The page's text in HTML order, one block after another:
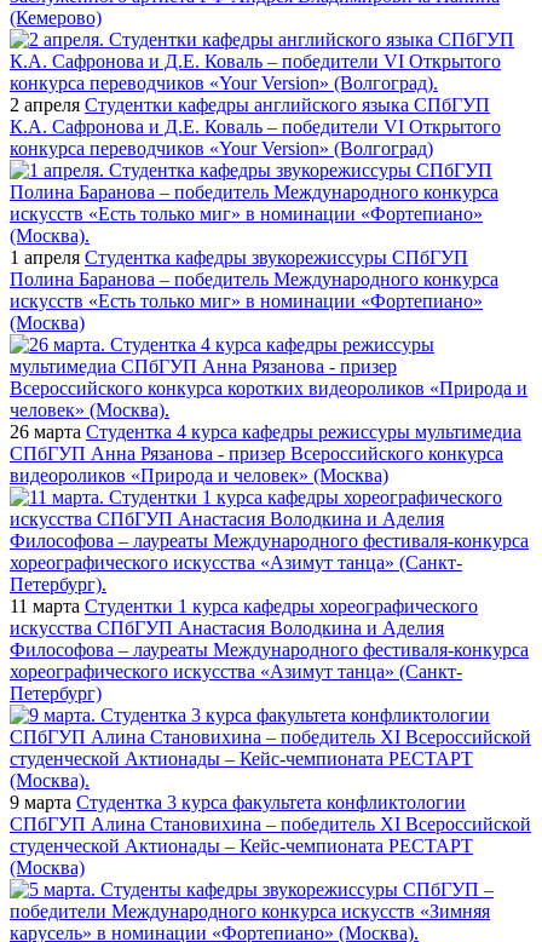
(Кемерово)
2 апреля Студентки кафедры английского языка СПбГУП
К.А. Сафронова и Д.Е. Коваль – победители VI Открытого
конкурса переводчиков «Your Version» (Волгоград)
1 апреля Студентка кафедры звукорежиссуры СПбГУП
Полина Баранова – победитель Международного конкурса
искусств «Есть только миг» в номинации «Фортепиано»
(Москва)
26 марта Студентка 4 курса кафедры режиссуры мультимедиа
СПбГУП Анна Рязанова - призер Всероссийского конкурса
видеороликов «Природа и человек» (Москва)
11 марта Студентки 1 курса кафедры хореографического
искусства СПбГУП Анастасия Володкина и Аделия
Философова – лауреаты Международного фестиваля-конкурса
хореографического искусства «Азимут танца» (Санкт-
Петербург)
9 марта Студентка 3 курса факультета конфликтологии
СПбГУП Алина Становихина – победитель XI Всероссийской
студенческой Актионады – Кейс-чемпионата РЕСТАРТ
(Москва)